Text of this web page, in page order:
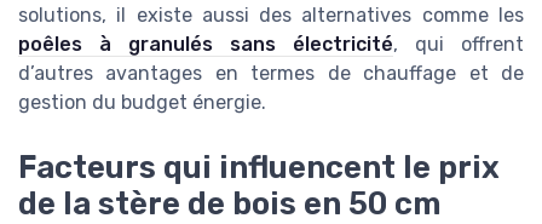
solutions, il existe aussi des alternatives comme les
poêles à granulés sans électricité, qui offrent
d’autres avantages en termes de chauffage et de
gestion du budget énergie.
Facteurs qui influencent le prix
de la stère de bois en 50 cm